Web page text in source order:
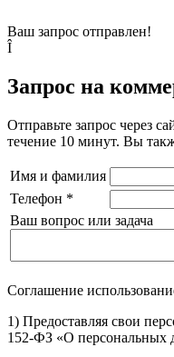
Ваш запрос отправлен!
Î
Запрос на
Отправьте запрос через
течение 10 минут. Вы
Имя и фамилия
Телефон *
Ваш вопрос или задача
Соглашение
1) Предоставляя свои
152-ФЗ «О персональных